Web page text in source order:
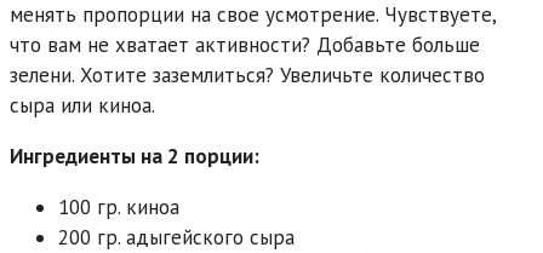
менять пропорции на свое усмотрение. Чувствуете,
что вам не хватает активности? Добавьте больше
зелени. Хотите заземлиться? Увеличьте количество
сыра или киноа.
Ингредиенты на 2 порции:
100 гр. киноа
200 гр. адыгейского сыра